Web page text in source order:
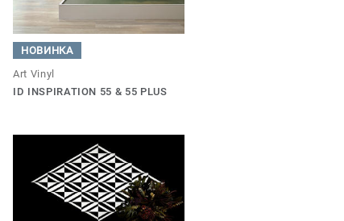
НОВИНКА
Art Vinyl
ID INSPIRATION 55 & 55 PLUS